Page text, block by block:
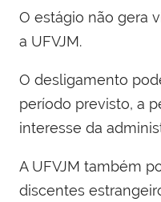
O estágio não gera
a UFVJM.
O desligamento
período previsto, a
interesse da
A UFVJM também
discentes